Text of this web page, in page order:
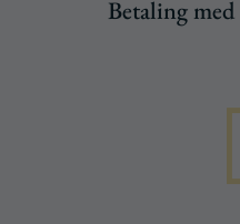
Betaling